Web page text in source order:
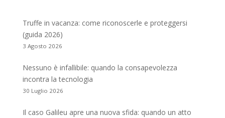
Truffe in vacanza: come riconoscerle e proteggersi
(guida 2026)
3 Agosto 2026
Nessuno è infallibile: quando la consapevolezza
incontra la tecnologia
30 Luglio 2026
Il caso Galileu apre una nuova sfida: quando un atto